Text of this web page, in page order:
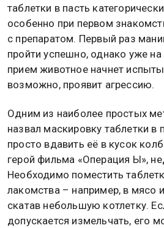
таблетки в пасть
особенно при первом
с препаратом. Первый раз
пройти успешно, однако уже на
прием животное начнет
возможно, проявит агрессию.
Одним из наиболее простых
назвал маскировку таблетки
просто вдавить её в кусок
герой фильма «Операция Ы»,
Необходимо поместить
лакомства – например, в мясо
скатав небольшую котлетку.
допускается измельчать, его